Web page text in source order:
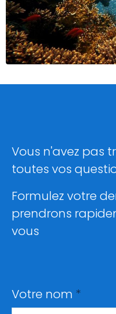
Vous n'avez pas
toutes vos
Formulez votre
prendrons
vous
Votre nom